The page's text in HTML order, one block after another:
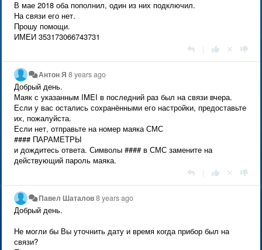
В мае 2018 оба пополнил, один из них подключил.
На связи его нет.
Прошу помощи.
ИМЕИ 353173066743731
Антон Я 8 years ago
Добрый день.
Маяк с указанным IMEI в последний раз был на связи вчера.
Если у вас остались сохранёнными его настройки, предоставьте
их, пожалуйста.
Если нет, отправьте на номер маяка СМС
#### ПАРАМЕТРЫ
и дождитесь ответа. Символы #### в СМС замените на
действующий пароль маяка.
Павел Шаталов8 years ago
Добрый день.
Не могли бы Вы уточнить дату и время когда прибор был на
связи?